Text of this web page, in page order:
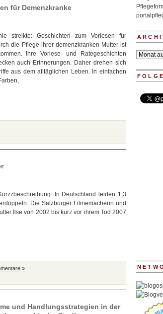
für Demenzkranke
streikte: Geschichten zum Vorlesen für
die Pflege ihrer demenzkranken Mutter ist
Ihre Vorlese- und Rategeschichten
auch Erinnerungen. Daher drehen sich
aus dem alltäglichen Leben. In einfachen
In Deutschland leiden 1,3
Die Salzburger Filmemacherin und
Ilse von 2002 bis kurz vor ihrem Tod 2007
»
und Handlungsstrategien in der
Archiv